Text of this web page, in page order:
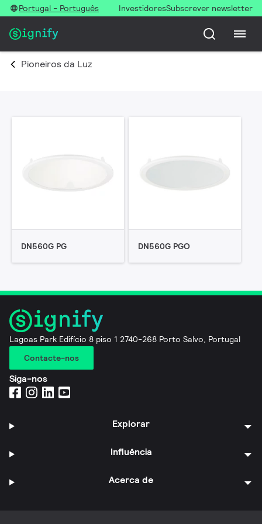
Portugal - Português InvestidoresSubscrever newsletter
Pioneiros da Luz
DN560G PG DN560G PGO
Lagoas Park Edifício 8 piso 1 2740-268 Porto Salvo, Portugal
Contacte-nos
Siga-nos
Explorar
Influência
Acerca de